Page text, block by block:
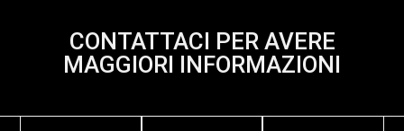
CONTATTACI PER AVERE
MAGGIORI INFORMAZIONI